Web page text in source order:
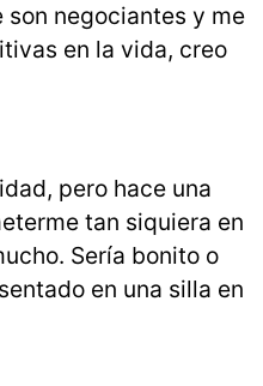
son negociantes y me
en la vida, creo
pero hace una
tan siquiera en
Sería bonito o
en una silla en